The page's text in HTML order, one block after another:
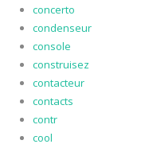
concerto
condenseur
console
construisez
contacteur
contacts
contr
cool